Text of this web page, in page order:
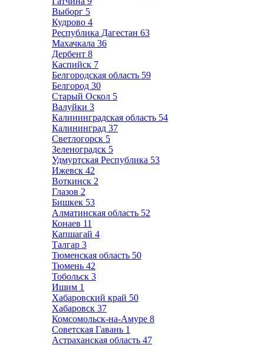
Выборг 5
Кудрово 4
Республика Дагестан 63
Махачкала 36
Дербент 8
Каспийск 7
Белгородская область 59
Белгород 30
Старый Оскол 5
Валуйки 3
Калининградская область 54
Калининград 37
Светлогорск 5
Зеленоградск 5
Удмуртская Республика 53
Ижевск 42
Воткинск 2
Глазов 2
Бишкек 53
Алматинская область 52
Конаев 11
Капшагай 4
Талгар 3
Тюменская область 50
Тюмень 42
Тобольск 3
Ишим 1
Хабаровский край 50
Хабаровск 37
Комсомольск-на-Амуре 8
Советская Гавань 1
Астраханская область 47